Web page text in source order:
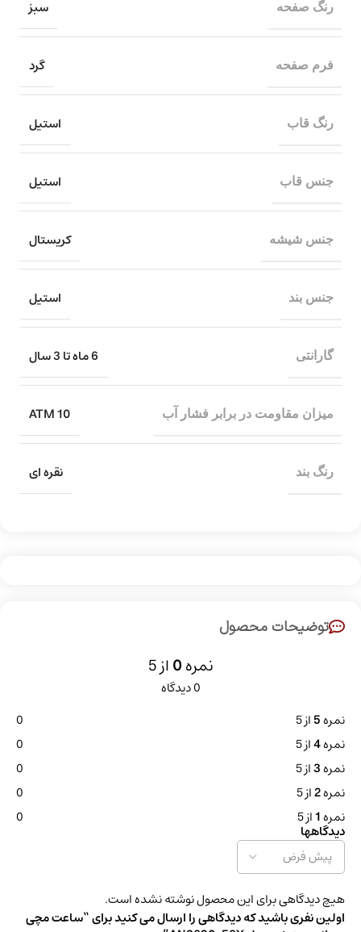
رنگ صفحه سبز
فرم صفحه گرد
رنگ قاب استیل
جنس قاب استیل
جنس شیشه کریستال
جنس بند استیل
گارانتی 6 ماه تا 3 سال
میزان مقاومت در برابر فشار آب 10 ATM
رنگ بند نقره ای
توضیحات محصول
نمره0از 5
0 دیدگاه
نمره5از 5
0
نمره4از 5
0
نمره3از 5
0
نمره2از 5
0
نمره1از 5 0
دیدگاهها
هیچ دیدگاهی برای این محصول نوشته نشده است.
اولین نفری باشید که دیدگاهی را ارسال می کنید برای “ساعت مچی